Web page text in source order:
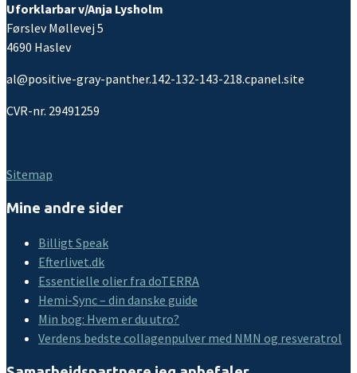
Uforklarbar v/Anja Lysholm
Førslev Møllevej 5
4690 Haslev
al@positive-gray-panther.142-132-143-218.cpanel.site
CVR-nr. 29491259
Sitemap
Mine andre sider
Billigt Speak
Efterlivet.dk
Essentielle olier fra doTERRA
Hemi-Sync – din danske guide
Min bog: Hvem er du utro?
Verdens bedste collagenpulver med NMN og resveratrol